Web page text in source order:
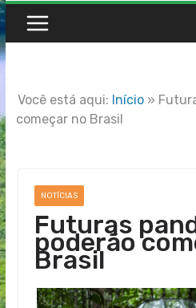
Você está aqui: Início»
começar no Brasil
NOTÍCIAS
Futuras
poderão
Brasil